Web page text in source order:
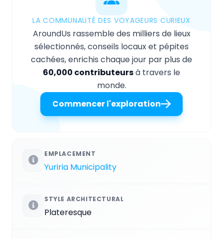
LA COMMUNAUTÉ DES VOYAGEURS CURIEUX
AroundUs rassemble des milliers de lieux
sélectionnés, conseils locaux et pépites
cachées, enrichis chaque jour par plus de
60,000 contributeursà travers le
monde.
Commencer l'exploration
EMPLACEMENT
Yuriria Municipality
STYLE ARCHITECTURAL
Plateresque